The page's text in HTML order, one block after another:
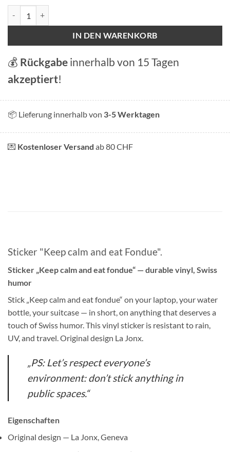
IN DEN WARENKORB
💰 Rückgabe innerhalb von 15 Tagen
akzeptiert!
📦 Lieferung innerhalb von 3-5 Werktagen
💌 Kostenloser Versand ab 80 CHF
Sticker "Keep calm and eat Fondue".
Sticker „Keep calm and eat fondue“ — durable vinyl, Swiss
humor
Stick „Keep calm and eat fondue“ on your laptop, your water
bottle, your suitcase — in short, on anything that deserves a
touch of Swiss humor. This vinyl sticker is resistant to rain,
UV, and travel. Original design La Jonx.
„PS: Let’s respect everyone’s
environment: don’t stick anything in
public spaces.“
Eigenschaften
Original design — La Jonx, Geneva